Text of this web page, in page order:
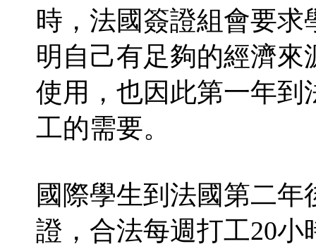
時，法國簽證組會要
明自己有足夠的經濟
使用，也因此第一年到
工的需要。
國際學生到法國第二
證，合法每週打工20